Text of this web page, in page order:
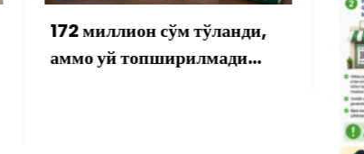
172 миллион сўм тўланди,
аммо уй топширилмади…